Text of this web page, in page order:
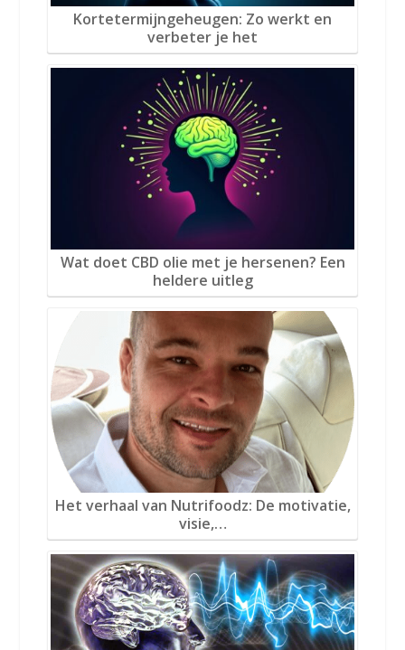
Kortetermijngeheugen: Zo werkt en
verbeter je het
Wat doet CBD olie met je hersenen? Een
heldere uitleg
Het verhaal van Nutrifoodz: De motivatie,
visie,…